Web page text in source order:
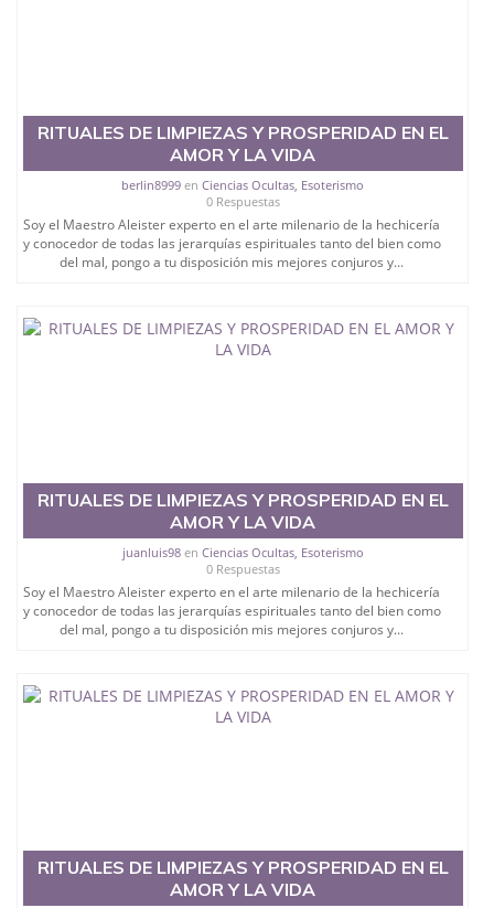
RITUALES DE LIMPIEZAS Y PROSPERIDAD EN EL
AMOR Y LA VIDA
berlin8999 enCiencias Ocultas, Esoterismo
0 Respuestas
Soy el Maestro Aleister experto en el arte milenario de la hechicería
y conocedor de todas las jerarquías espirituales tanto del bien como
del mal, pongo a tu disposición mis mejores conjuros y...
RITUALES DE LIMPIEZAS Y PROSPERIDAD EN EL
AMOR Y LA VIDA
juanluis98en Ciencias Ocultas, Esoterismo
0 Respuestas
Soy el Maestro Aleister experto en el arte milenario de la hechicería
y conocedor de todas las jerarquías espirituales tanto del bien como
del mal, pongo a tu disposición mis mejores conjuros y...
RITUALES DE LIMPIEZAS Y PROSPERIDAD EN EL
AMOR Y LA VIDA